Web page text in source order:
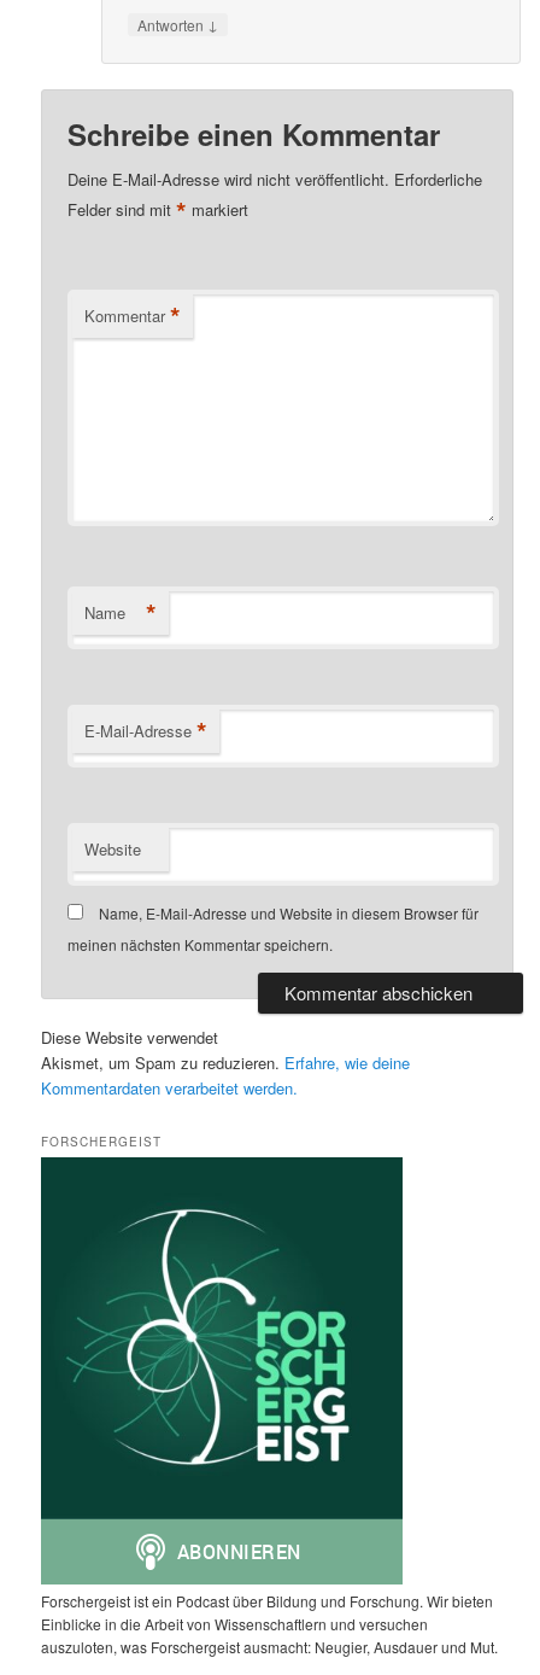
Antworten ↓
Schreibe einen Kommentar
Deine E-Mail-Adresse wird nicht veröffentlicht. Erforderliche
Felder sind mit* markiert
Kommentar *
Name *
E-Mail-Adresse *
Website
Name, E-Mail-Adresse und Website in diesem Browser für
meinen nächsten Kommentar speichern.
Diese Website verwendet
Akismet, um Spam zu reduzieren. Erfahre, wie deine
Kommentardaten verarbeitet werden.
FORSCHERGEIST
Forschergeist ist ein Podcast über Bildung und Forschung. Wir bieten
Einblicke in die Arbeit von Wissenschaftlern und versuchen
auszuloten, was Forschergeist ausmacht: Neugier, Ausdauer und Mut.